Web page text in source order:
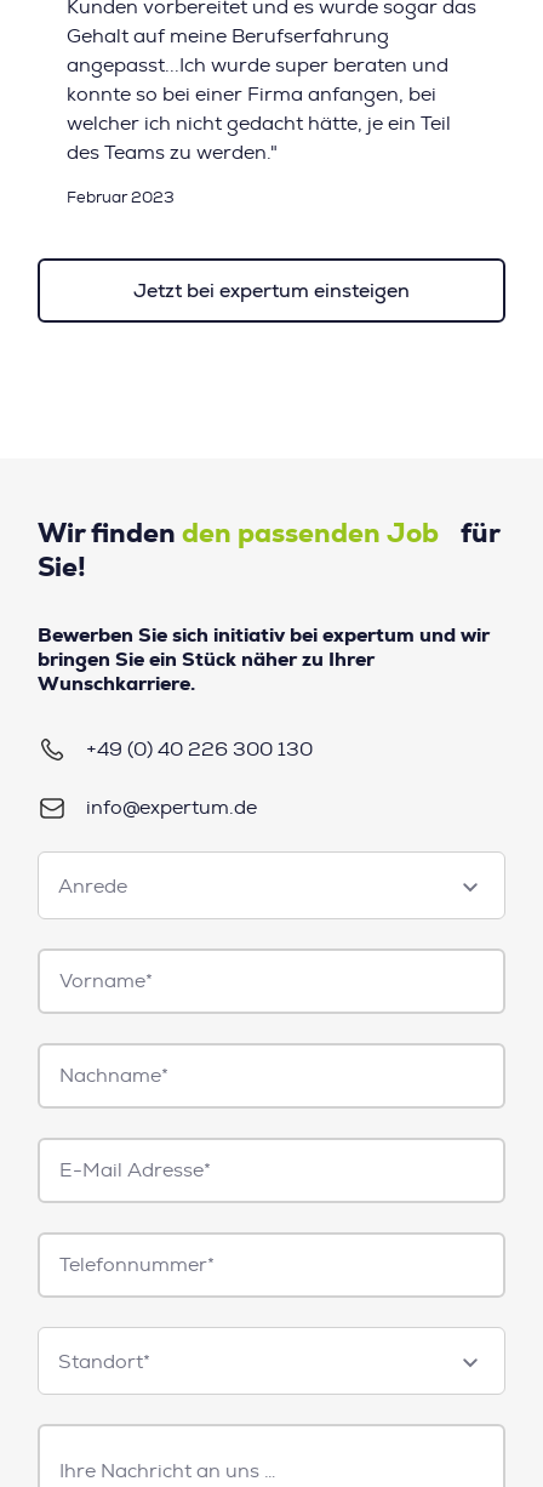
Kunden vorbereitet und es wurde sogar das
Gehalt auf meine Berufserfahrung
angepasst...Ich wurde super beraten und
konnte so bei einer Firma anfangen, bei
welcher ich nicht gedacht hätte, je ein Teil
des Teams zu werden."
Februar 2023
Jetzt bei expertum einsteigen
Wir finden den passenden Job für
Sie!
Bewerben Sie sich initiativ bei expertum und wir
bringen Sie ein Stück näher zu Ihrer
Wunschkarriere.
+49 (0) 40 226 300 130
info@expertum.de
Anrede
Anrede
Vorname*
Nachname*
E-
Mail*
Telefonnummer
Standorte
Standort*
Freitext
Nachricht